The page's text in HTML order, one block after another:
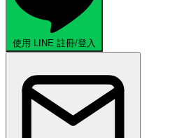
使用 LINE 註冊/登入